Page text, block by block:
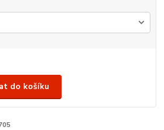
do košíku